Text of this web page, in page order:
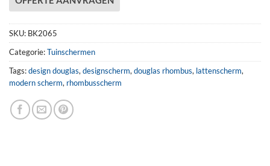
SKU: BK2065
Categorie:Tuinschermen
Tags:design douglas,designscherm,douglas rhombus, lattenscherm,
modern scherm, rhombusscherm